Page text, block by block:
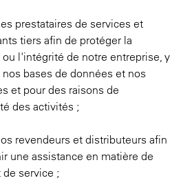
prestataires de services et
tiers afin de protéger la
l'intégrité de notre entreprise, y
bases de données et nos
et pour des raisons de
des activités ;
revendeurs et distributeurs afin
une assistance en matière de
service ;